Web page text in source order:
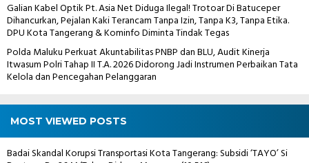
Galian Kabel Optik Pt. Asia Net Diduga Ilegal! Trotoar Di Batuceper
Dihancurkan, Pejalan Kaki Terancam Tanpa Izin, Tanpa K3, Tanpa Etika.
DPU Kota Tangerang & Kominfo Diminta Tindak Tegas
Polda Maluku Perkuat Akuntabilitas PNBP dan BLU, Audit Kinerja
Itwasum Polri Tahap II T.A. 2026 Didorong Jadi Instrumen Perbaikan Tata
Kelola dan Pencegahan Pelanggaran
MOST VIEWED POSTS
Badai Skandal Korupsi Transportasi Kota Tangerang: Subsidi ‘TAYO’ Si